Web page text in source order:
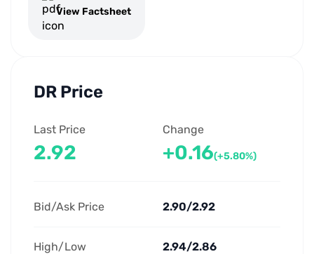
View Factsheet
DR Price
Last Price
2.92
Change
+0.16(+5.80%)
Bid/Ask Price 2.90/2.92
High/Low 2.94/2.86